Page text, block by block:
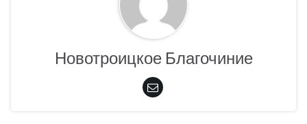
Новотроицкое Благочиние